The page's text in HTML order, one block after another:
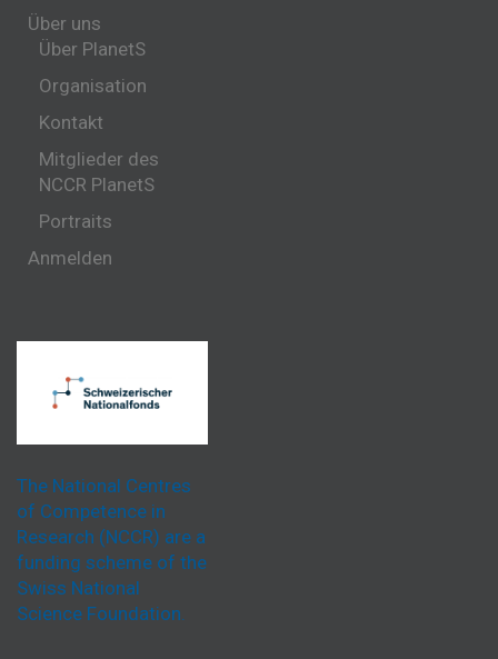
Über uns
Über PlanetS
Organisation
Kontakt
Mitglieder des
NCCR PlanetS
Portraits
Anmelden
The National Centres
of Competence in
Research (NCCR) are a
funding scheme of the
Swiss National
Science Foundation.